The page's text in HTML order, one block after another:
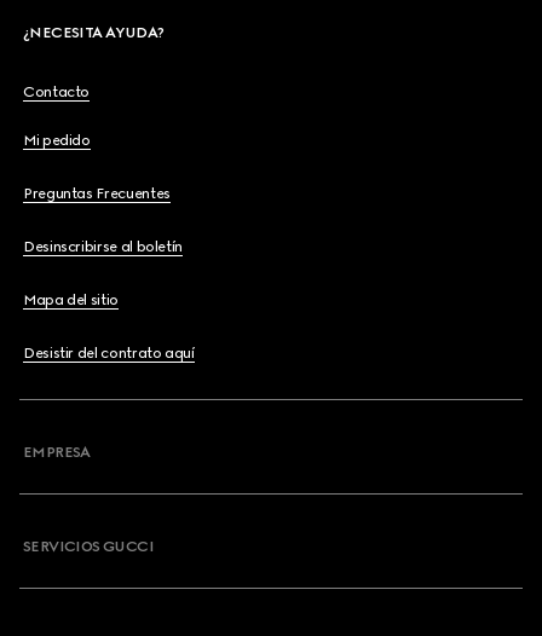
¿NECESITA AYUDA?
Contacto
Mi pedido
Preguntas Frecuentes
Desinscribirse al boletín
Mapa del sitio
Desistir del contrato aquí
EMPRESA
SERVICIOS GUCCI